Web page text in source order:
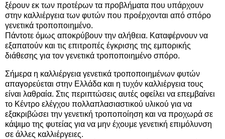
ξέρουν εκ των προτέρων τα προβλήματα που υπάρχουν
στην καλλιέργεια των φυτών που προέρχονται από σπόρο
γενετικά τροποποιημένο.
Πάντοτε όμως αποκρύβουν την αλήθεια. Καταφέρνουν να
εξαπατούν και τις επιτροπές έγκρισης της εμπορικής
διάθεσης για τον γενετικά τροποποιημένο σπόρο.
Σήμερα η καλλιέργεια γενετικά τροποποιημένων φυτών
απαγορεύεται στην Ελλάδα και η τυχόν καλλιέργεια τους
είναι λαθραία. Στις περιπτώσεις αυτές οφείλει να επεμβαίνει
το Κέντρο ελέγχου πολλαπλασιαστικού υλικού για να
εξακριβώσει την γενετική τροποποίηση και να προχωρά σε
κάψιμο της φυτείας για να μην έχουμε γενετική επιμόλυνση
σε άλλες καλλιέργειες.